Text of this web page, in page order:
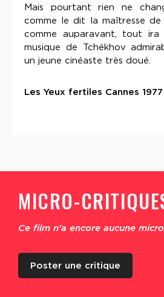
Mais pourtant rien ne
comme le dit la maîtresse
comme auparavant, tout
musique de Tchékhov
un jeune cinéaste très doué.
Les Yeux fertiles Cannes 1977
MICRO-
Ce film n'a encore aucune
Poster une critique